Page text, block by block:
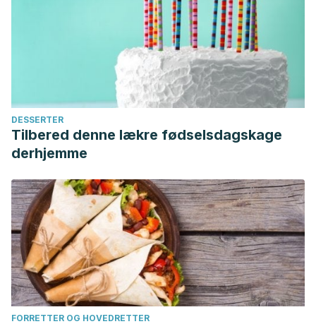
DESSERTER
Tilbered denne lækre fødselsdagskage
derhjemme
FORRETTER OG HOVEDRETTER